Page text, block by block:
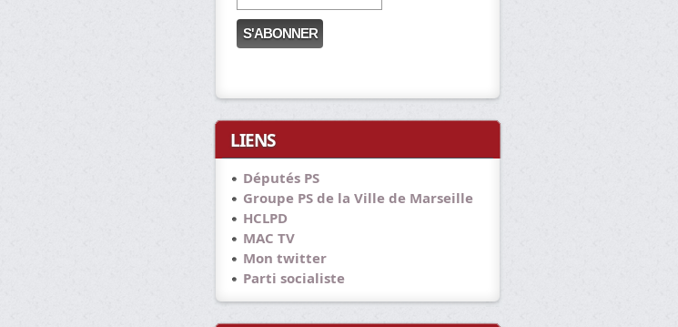
LIENS
Députés PS
Groupe PS de la Ville de Marseille
HCLPD
MAC TV
Mon twitter
Parti socialiste